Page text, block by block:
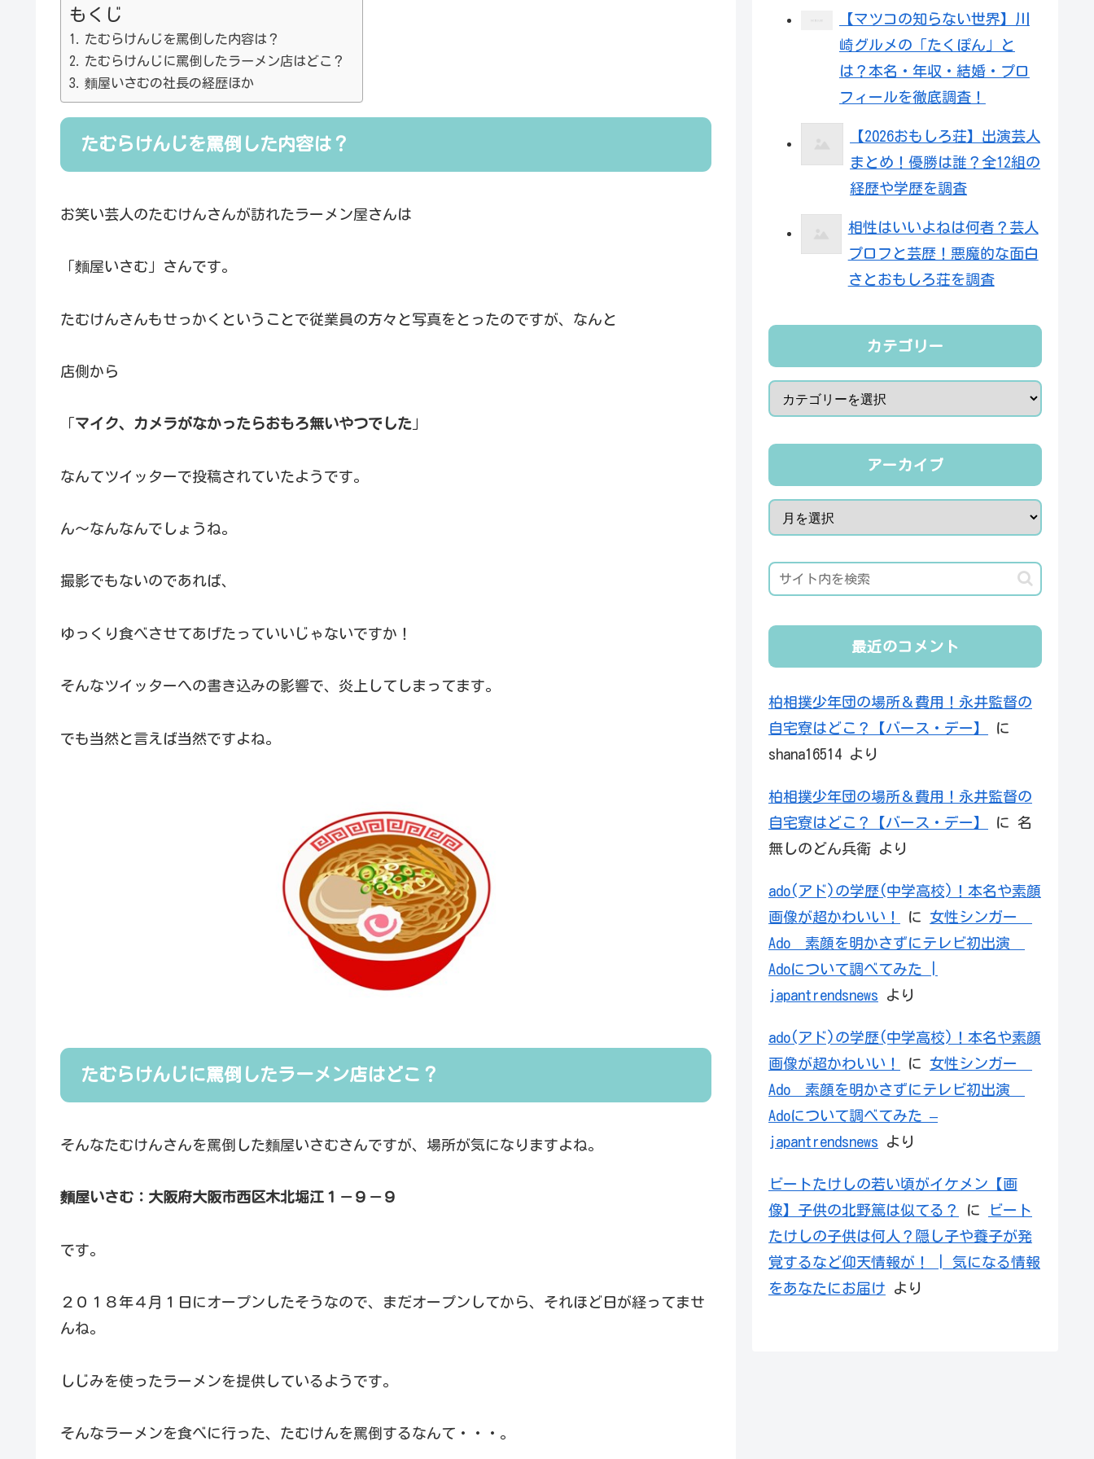
もくじ
たむらけんじを罵倒した内容は？
たむらけんじに罵倒したラーメン店はどこ？
麵屋いさむの社長の経歴ほか
たむらけんじを罵倒した内容は？
お笑い芸人のたむけんさんが訪れたラーメン屋さんは
「麵屋いさむ」さんです。
たむけんさんもせっかくということで従業員の方々と写真をとったのですが、なんと
店側から
マイク、カメラがなかったらおもろ無いやつでした
なんてツイッターで投稿されていたようです。
ん～なんなんでしょうね。
撮影でもないのであれば、
ゆっくり食べさせてあげたっていいじゃないですか！
そんなツイッターへの書き込みの影響で、炎上してしまってます。
でも当然と言えば当然ですよね。
たむらけんじに罵倒したラーメン店はどこ？
そんなたむけんさんを罵倒した麵屋いさむさんですが、場所が気になりますよね。
麵屋いさむ：大阪府大阪市西区木北堀江１－９－９
です。
２０１８年４月１日にオープンしたそうなので、まだオープンしてから、それほど日が経ってませ
んね。
しじみを使ったラーメンを提供しているようです。
そんなラーメンを食べに行った、たむけんを罵倒するなんて・・・。
【マツコの知らない世界】川
崎グルメの「たくぽん」と
は？本名・年収・結婚・プロ
フィールを徹底調査！
【2026おもしろ荘】出演芸人
まとめ！優勝は誰？全12組の
経歴や学歴を調査
相性はいいよねは何者？芸人
プロフと芸歴！悪魔的な面白
さとおもしろ荘を調査
カテゴリー
アーカイブ
最近のコメント
柏相撲少年団の場所＆費用！永井監督の
自宅寮はどこ？【バース・デー】
に
shana16514 より
柏相撲少年団の場所＆費用！永井監督の
自宅寮はどこ？【バース・デー】
に 名
無しのどん兵衛 より
ado(アド)の学歴(中学高校)！本名や素顔
画像が超かわいい！
に 女性シンガー
Ado 素顔を明かさずにテレビ初出演
Adoについて調べてみた |
japantrendsnews より
ado(アド)の学歴(中学高校)！本名や素顔
画像が超かわいい！
に 女性シンガー
Ado 素顔を明かさずにテレビ初出演
Adoについて調べてみた –
japantrendsnews より
ビートたけしの若い頃がイケメン【画
像】子供の北野篤は似てる？
に
ビート
たけしの子供は何人？隠し子や養子が発
覚するなど仰天情報が！ | 気になる情報
をあなたにお届け より